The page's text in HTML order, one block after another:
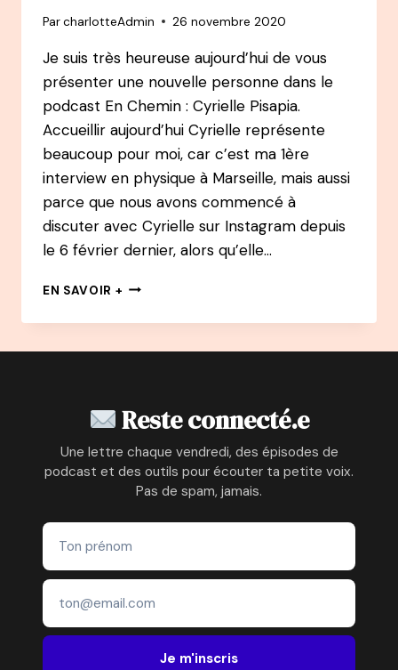
ParcharlotteAdmin 26 novembre 2020
Je suis très heureuse aujourd’hui de vous
présenter une nouvelle personne dans le
podcast En Chemin : Cyrielle Pisapia.
Accueillir aujourd’hui Cyrielle représente
beaucoup pour moi, car c’est ma 1ère
interview en physique à Marseille, mais aussi
parce que nous avons commencé à
discuter avec Cyrielle sur Instagram depuis
le 6 février dernier, alors qu’elle…
EN SAVOIR + EN
PODCAST
CYRIELLE
:
D’ARCHITECTE
Reste connecté.e
Une lettre chaque vendredi, des épisodes de
podcast et des outils pour écouter ta petite voix.
Pas de spam, jamais.
Je m'inscris